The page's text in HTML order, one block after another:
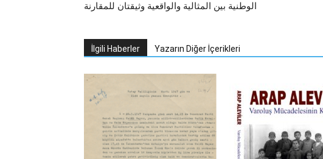
الوطنية بين المثالية والواقعية وثيقتان للمقارنة
İlgili Haberler Yazarın Diğer İçerikleri